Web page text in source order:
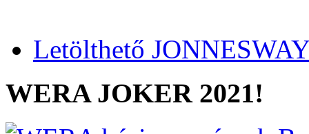
Letölthető
WERA JOKER 2021!